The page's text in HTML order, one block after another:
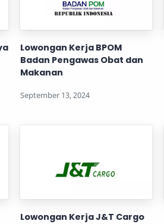
Lowongan Kerja BPOM
Badan Pengawas Obat dan
Makanan
Lowongan Kerja J&T Cargo